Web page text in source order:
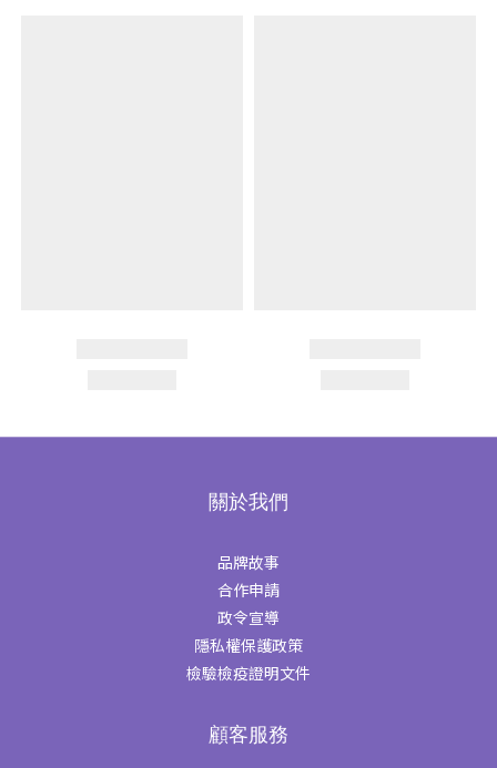
關於我們
品牌故事
合作申請
政令宣導
隱私權保護政策
檢驗檢疫證明文件
顧客服務